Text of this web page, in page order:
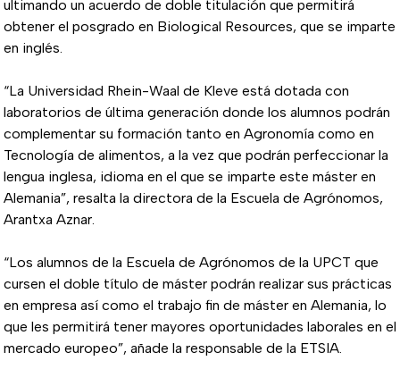
ultimando un acuerdo de doble titulación que permitirá
obtener el posgrado en Biological Resources, que se imparte
en inglés.
“La Universidad Rhein-Waal de Kleve está dotada con
laboratorios de última generación donde los alumnos podrán
complementar su formación tanto en Agronomía como en
Tecnología de alimentos, a la vez que podrán perfeccionar la
lengua inglesa, idioma en el que se imparte este máster en
Alemania”, resalta la directora de la Escuela de Agrónomos,
Arantxa Aznar.
“Los alumnos de la Escuela de Agrónomos de la UPCT que
cursen el doble título de máster podrán realizar sus prácticas
en empresa así como el trabajo fin de máster en Alemania, lo
que les permitirá tener mayores oportunidades laborales en el
mercado europeo”, añade la responsable de la ETSIA.